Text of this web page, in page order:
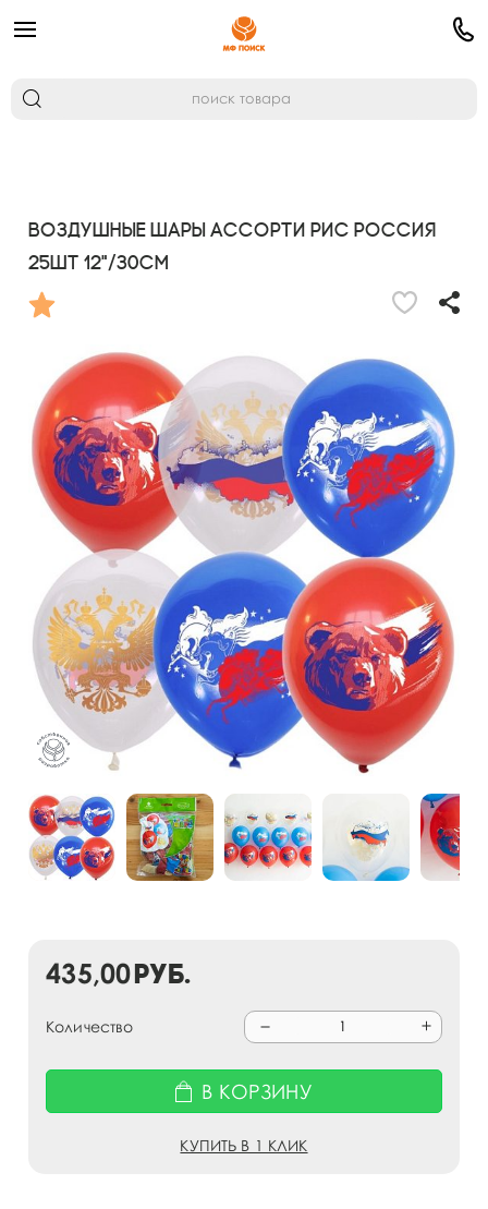
Воздушные шары ассорти рис Россия
25шт 12"/30см
435,00руб.
Количество
В КОРЗИНУ
КУПИТЬ В 1 КЛИК